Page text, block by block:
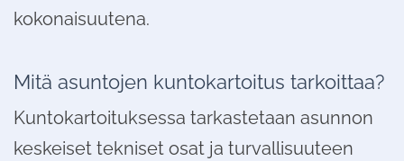
kokonaisuutena.
Mitä asuntojen kuntokartoitus tarkoittaa?
Kuntokartoituksessa tarkastetaan asunnon
keskeiset tekniset osat ja turvallisuuteen